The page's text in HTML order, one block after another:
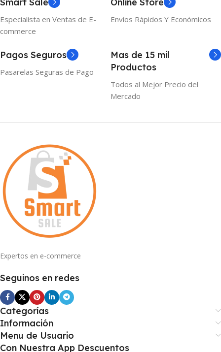
Especialista en Ventas de E-
commerce
Envíos Rápidos Y Económicos
Pagos Seguros
Pasarelas Seguras de Pago
Mas de 15 mil
Productos
Todos al Mejor Precio del
Mercado
Expertos en e-commerce
Seguinos en redes
Categorías
Información
Menu de Usuario
Con Nuestra App Descuentos